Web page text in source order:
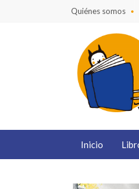
Quiénes somos
Inicio